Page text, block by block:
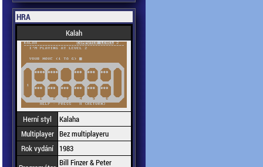
HRA
Kalah
Herní styl
Kalaha
Multiplayer Bez multiplayeru
Rok vydání
1983
Bill Finzer & Peter